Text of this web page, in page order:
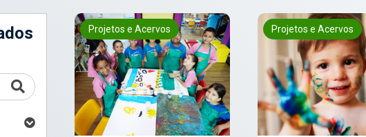
Projetos e Acervos Projetos e Acervos